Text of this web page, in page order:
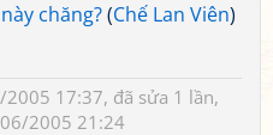
chăng?(Chế Lan Viên)
17:37, đã sửa 1 lần,
2005 21:24